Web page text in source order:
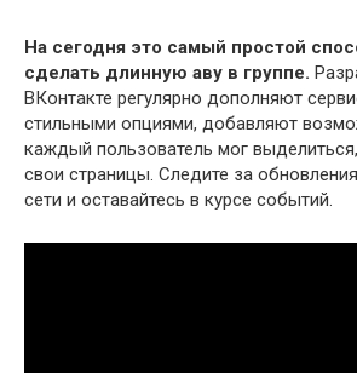
На сегодня это самый простой
сделать длинную аву в группе.
ВКонтакте регулярно дополняют
стильными опциями, добавляют
каждый пользователь мог
свои страницы. Следите за
сети и оставайтесь в курсе событий.